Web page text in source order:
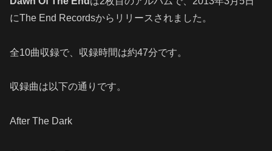
にThe End Recordsからリリースされました。
全10曲収録で、収録時間は約47分です。
収録曲は以下の通りです。
After The Dark